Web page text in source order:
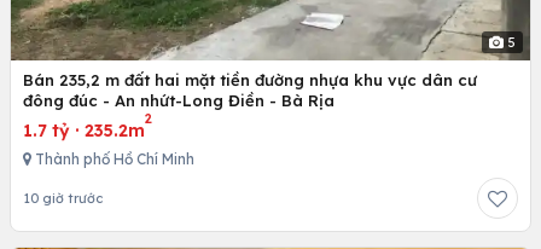
5
Bán 235,2 m đất hai mặt tiền đường nhựa khu vực dân cư
đông đúc - An nhứt-Long Điền - Bà Rịa
1.7 tỷ · 235.2m
2
Thành phố Hồ Chí Minh
10 giờ trước